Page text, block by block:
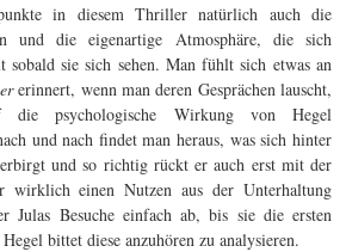
in diesem Thriller natürlich auch die
und die eigenartige Atmosphäre, die sich
sobald sie sich sehen. Man fühlt sich etwas an
erinnert, wenn man deren Gesprächen lauscht,
psychologische Wirkung von Hegel
und nach findet man heraus, was sich hinter
und so richtig rückt er auch erst mit der
wirklich einen Nutzen aus der Unterhaltung
Julas Besuche einfach ab, bis sie die ersten
bittet diese anzuhören zu analysieren.